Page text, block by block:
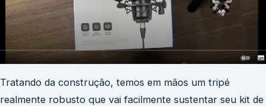
Tratando da construção, temos em mãos um tripé
realmente robusto que vai facilmente sustentar seu kit de